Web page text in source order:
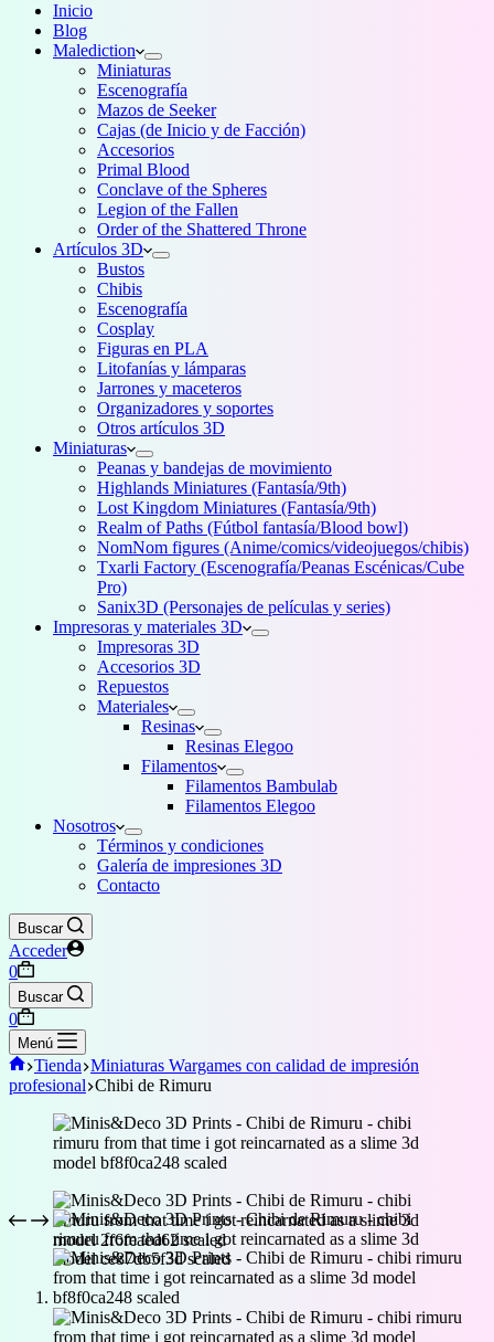
Inicio
Blog
Malediction
Miniaturas
Escenografía
Mazos de Seeker
Cajas (de Inicio y de Facción)
Accesorios
Primal Blood
Conclave of the Spheres
Legion of the Fallen
Order of the Shattered Throne
Artículos 3D
Bustos
Chibis
Escenografía
Cosplay
Figuras en PLA
Litofanías y lámparas
Jarrones y maceteros
Organizadores y soportes
Otros artículos 3D
Miniaturas
Peanas y bandejas de movimiento
Highlands Miniatures (Fantasía/9th)
Lost Kingdom Miniatures (Fantasía/9th)
Realm of Paths (Fútbol fantasía/Blood bowl)
NomNom figures (Anime/comics/videojuegos/chibis)
Txarli Factory (Escenografía/Peanas Escénicas/Cube
Pro)
Sanix3D (Personajes de películas y series)
Impresoras y materiales 3D
Impresoras 3D
Accesorios 3D
Repuestos
Materiales
Resinas
Resinas Elegoo
Filamentos
Filamentos Bambulab
Filamentos Elegoo
Nosotros
Términos y condiciones
Galería de impresiones 3D
Contacto
Buscar
Acceder
Carro
de
compra
0
Buscar
Carro
de
compra
0
Menú
Inicio
Tienda Miniaturas Wargames con calidad de impresión
profesional Chibi de Rimuru